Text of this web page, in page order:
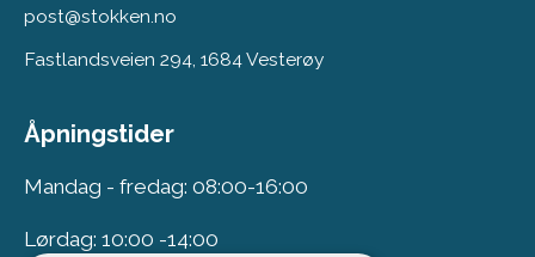
post@stokken.no
Fastlandsveien 294, 1684 Vesterøy
Åpningstider
Mandag - fredag: 08:00-16:00
Lørdag: 10:00 -14:00